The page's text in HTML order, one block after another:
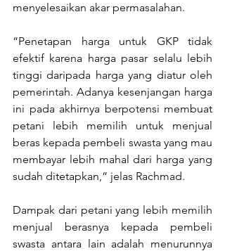
menyelesaikan akar permasalahan.
“Penetapan harga untuk GKP tidak
efektif karena harga pasar selalu lebih
tinggi daripada harga yang diatur oleh
pemerintah. Adanya kesenjangan harga
ini pada akhirnya berpotensi membuat
petani lebih memilih untuk menjual
beras kepada pembeli swasta yang mau
membayar lebih mahal dari harga yang
sudah ditetapkan,” jelas Rachmad.
Dampak dari petani yang lebih memilih
menjual berasnya kepada pembeli
swasta antara lain adalah menurunnya